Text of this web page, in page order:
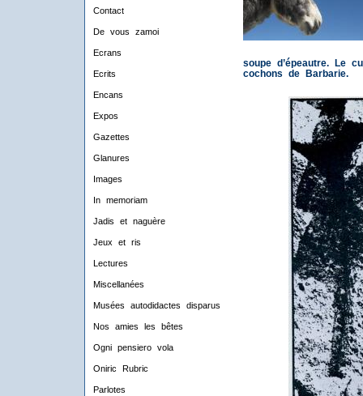
Contact
De vous zamoi
Ecrans
Ecrits
Encans
Expos
Gazettes
Glanures
Images
In memoriam
Jadis et naguère
Jeux et ris
Lectures
Miscellanées
Musées autodidactes disparus
Nos amies les bêtes
Ogni pensiero vola
Oniric Rubric
Parlotes
soupe d’épeautre. Le
cochons de Barbarie.